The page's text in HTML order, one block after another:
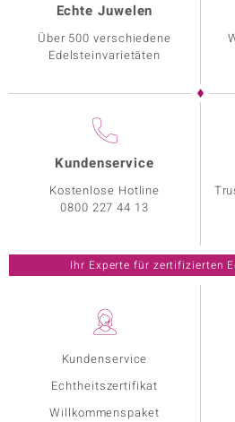
Kundenservice
Echtheitszertifikat
Willkommenspaket
Echte Juwelen
Über 500 verschiedene
Edelsteinvarietäten
Kundenservice
Kostenlose Hotline
0800 227 44 13
Ihr Experte für zertifizierten